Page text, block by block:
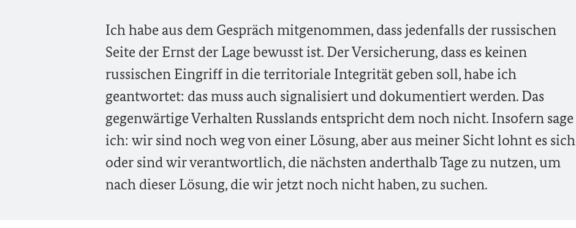
Ich habe aus dem Gespräch mitgenommen, dass jedenfalls der russischen
Seite der Ernst der Lage bewusst ist. Der Versicherung, dass es keinen
russischen Eingriff in die territoriale Integrität geben soll, habe ich
geantwortet: das muss auch signalisiert und dokumentiert werden. Das
gegenwärtige Verhalten Russlands entspricht dem noch nicht. Insofern sage
ich: wir sind noch weg von einer Lösung, aber aus meiner Sicht lohnt es sich
oder sind wir verantwortlich, die nächsten anderthalb Tage zu nutzen, um
nach dieser Lösung, die wir jetzt noch nicht haben, zu suchen.